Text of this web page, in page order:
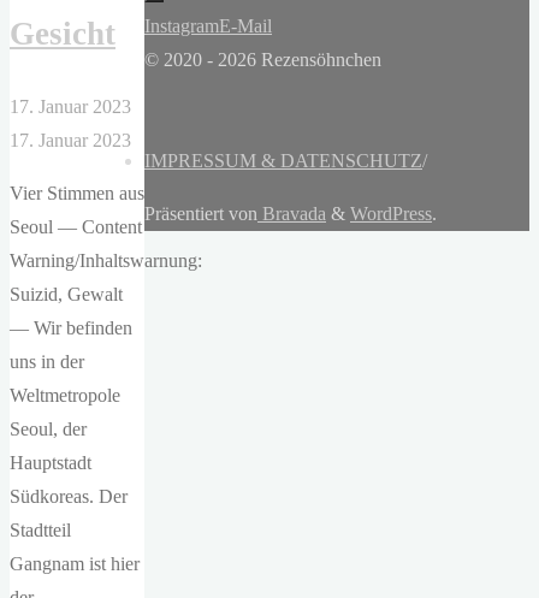
Gesicht
17. Januar 2023
17. Januar 2023
Vier Stimmen aus
Seoul — Content
Warning/Inhaltswarnung:
Suizid, Gewalt
— Wir befinden
uns in der
Weltmetropole
Seoul, der
Hauptstadt
Südkoreas. Der
Stadtteil
Gangnam ist hier
InstagramE-Mail
© 2020 - 2026 Rezensöhnchen
IMPRESSUM & DATENSCHUTZ/
Präsentiert von Bravada & WordPress.